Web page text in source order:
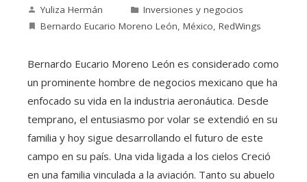
Yuliza Hermán
Inversiones y negocios
Bernardo Eucario Moreno León, México, RedWings
Bernardo Eucario Moreno León es considerado como
un prominente hombre de negocios mexicano que ha
enfocado su vida en la industria aeronáutica. Desde
temprano, el entusiasmo por volar se extendió en su
familia y hoy sigue desarrollando el futuro de este
campo en su país. Una vida ligada a los cielos Creció
en una familia vinculada a la aviación. Tanto su abuelo